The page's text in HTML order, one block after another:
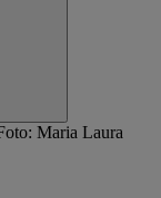
Maria Laura